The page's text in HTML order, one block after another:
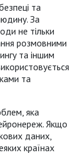
та
За
не тільки
розмовними
та іншим
та
яка
Якщо
даних,
країнах